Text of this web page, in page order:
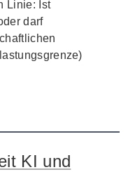
Linie: Ist
darf
KI und